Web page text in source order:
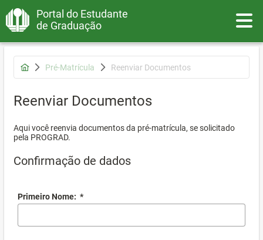
Portal do Estudante
de Graduação
Pré-Matrícula Reenviar Documentos
Reenviar Documentos
Aqui você reenvia documentos da pré-matrícula, se solicitado
pela PROGRAD.
Confirmação de dados
Primeiro Nome: *